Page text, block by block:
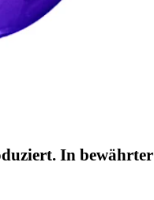
In bewährter